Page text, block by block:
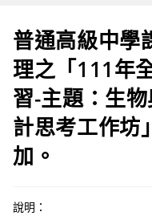
普通高級中學
理之「111年
習-主題：生
計思考工作坊
加。
說明：